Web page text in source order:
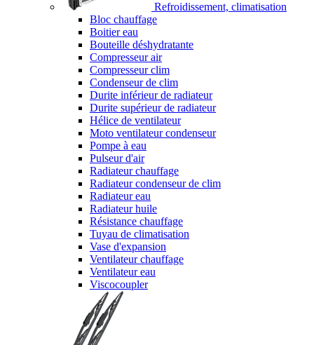
Refroidissement, climatisation
Bloc chauffage
Boitier eau
Bouteille déshydratante
Compresseur air
Compresseur clim
Condenseur de clim
Durite inférieur de radiateur
Durite supérieur de radiateur
Hélice de ventilateur
Moto ventilateur condenseur
Pompe à eau
Pulseur d'air
Radiateur chauffage
Radiateur condenseur de clim
Radiateur eau
Radiateur huile
Résistance chauffage
Tuyau de climatisation
Vase d'expansion
Ventilateur chauffage
Ventilateur eau
Viscocoupler